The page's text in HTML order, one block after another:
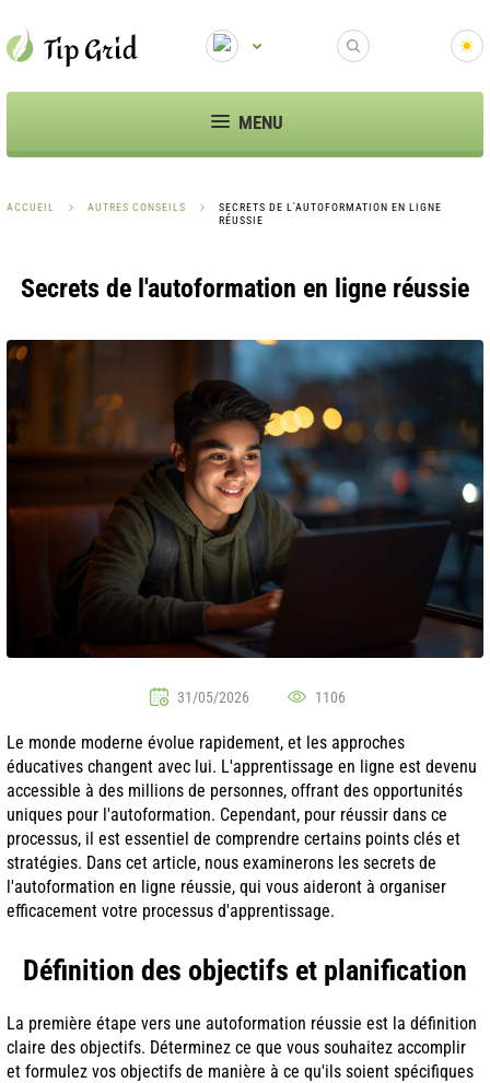
MENU
ACCUEIL AUTRES CONSEILS
SECRETS DE L'AUTOFORMATION EN LIGNE
RÉUSSIE
Secrets de l'autoformation en ligne réussie
31/05/2026 1106
Le monde moderne évolue rapidement, et les approches
éducatives changent avec lui. L'apprentissage en ligne est devenu
accessible à des millions de personnes, offrant des opportunités
uniques pour l'autoformation. Cependant, pour réussir dans ce
processus, il est essentiel de comprendre certains points clés et
stratégies. Dans cet article, nous examinerons les secrets de
l'autoformation en ligne réussie, qui vous aideront à organiser
efficacement votre processus d'apprentissage.
Définition des objectifs et planification
La première étape vers une autoformation réussie est la définition
claire des objectifs. Déterminez ce que vous souhaitez accomplir
et formulez vos objectifs de manière à ce qu'ils soient spécifiques